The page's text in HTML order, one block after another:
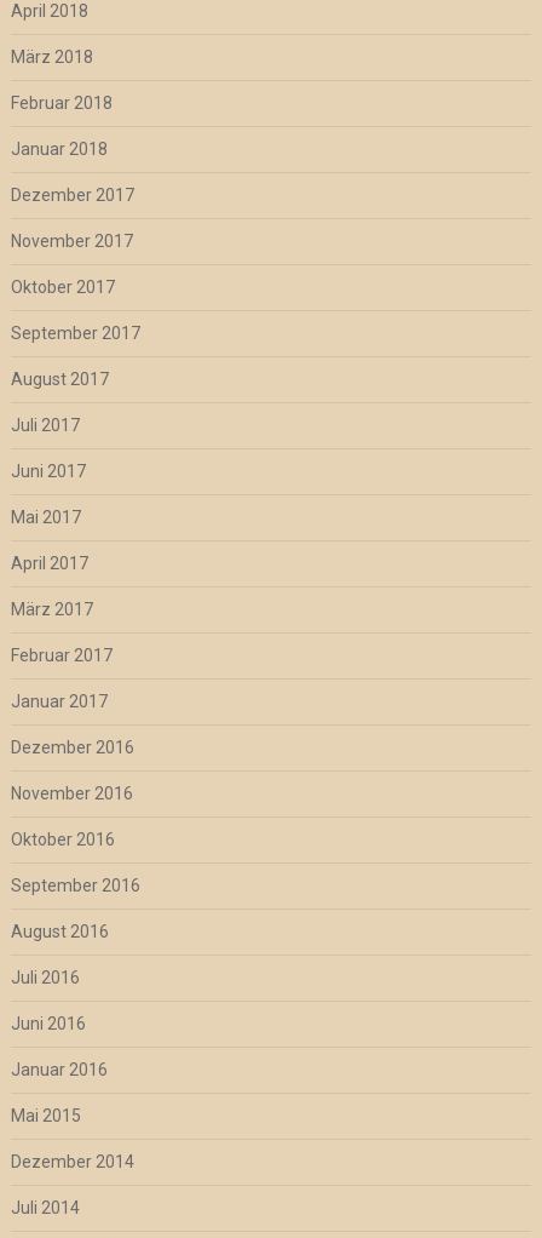
April 2018
März 2018
Februar 2018
Januar 2018
Dezember 2017
November 2017
Oktober 2017
September 2017
August 2017
Juli 2017
Juni 2017
Mai 2017
April 2017
März 2017
Februar 2017
Januar 2017
Dezember 2016
November 2016
Oktober 2016
September 2016
August 2016
Juli 2016
Juni 2016
Januar 2016
Mai 2015
Dezember 2014
Juli 2014